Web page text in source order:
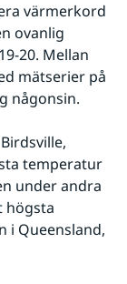
värmerkord
ovanlig
20. Mellan
mätserier på
någonsin.
temperatur
under andra
högsta
i Queensland,